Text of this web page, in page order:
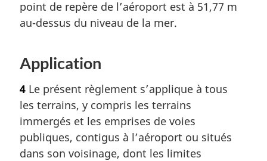
point de repère de l’aéroport est à 51,77 m
au-dessus du niveau de la mer.
Application
4 Le présent règlement s’applique à tous
les terrains, y compris les terrains
immergés et les emprises de voies
publiques, contigus à l’aéroport ou situés
dans son voisinage, dont les limites